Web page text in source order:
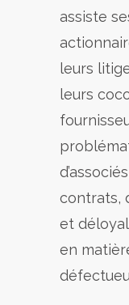
assiste
leurs
leurs
contrats,
et
en